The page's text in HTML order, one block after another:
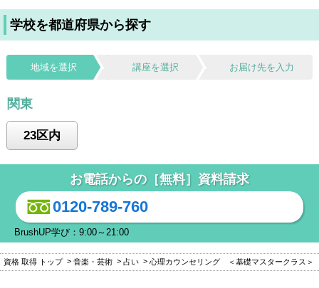
学校を都道府県から探す
地域を選択 講座を選択 お届け先を入力
関東
23区内
お電話からの［無料］資料請求
0120-789-760
BrushUP学び：9:00～21:00
資格 取得 トップ 音楽・芸術 占い 心理カウンセリング ＜基礎マスタークラス＞